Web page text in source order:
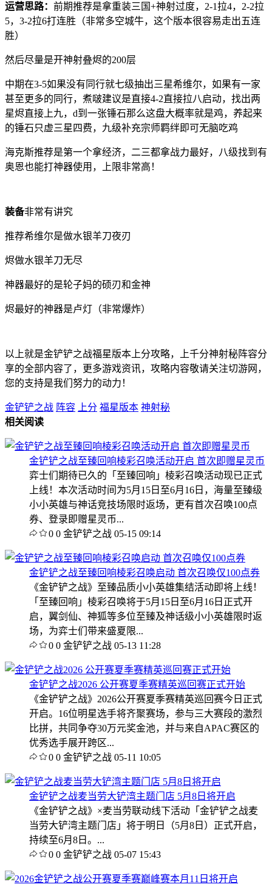
运营思路： 前期推荐是拿重装三国+神射过度，2-1拉4，2-2拉
5，3-2拉6打连胜（非常多空城牛，这个版本很容易走出五连
胜）
然后尽量是开神射叠烬的200层
中期在3-5如果没有同行就七级抽出三星希维尔，如果有一家
甚至更多的同行，煮啵建议是直接4-2直接拉八启动，找出两
星烬直接上九，d到一张锤石那么这盘大概率就是鸡，养起来
的锤石只虚三星四费，九级补充宗师羁绊即可无脑吃鸡
海克斯推荐是第一个拿经济，二三都拿战力最好，八级找到有
奥恩也能打神器使用，上限非常高！
装备非常有讲究
推荐希维尔是做水银羊刀夜刃
烬做水银羊刀无尽
神器最好的是轮子妈的硕刃和金神
烬最好的神器是卢灯（非常爆炸）
以上就是金铲铲之战福星版本上分攻略，上千分神射秘阵容分
享的全部内容了，更多游戏资讯，攻略内容敬请关注切游网，
您的支持是我们努力的动力！
金铲铲之战 阵容 上分 福星版本 神射秘
相关阅读
金铲铲之战至臻回响棱彩召唤活动开启 首次即赠星灵币
弈士们期待已久的「至臻回响」棱彩召唤活动现已正式
上线！本次活动时间为5月15日至6月16日，海量至臻级
小小英雄与神话竞技场限时返场，更有首次召唤100点
券、登录即赠星灵币...
0 0 金铲铲之战 05-15 09:14
金铲铲之战至臻回响棱彩召唤启动 首次召唤仅100点券
《金铲铲之战》至臻品质小小英雄集结活动即将上线！
「至臻回响」棱彩召唤将于5月15日至6月16日正式开
启，翼剑仙、神狐等多位至臻及神话级小小英雄限时返
场，为弈士们带来盛夏限...
0 0 金铲铲之战 05-13 11:28
金铲铲之战2026 公开赛夏季赛精英巡回赛正式开始
《金铲铲之战》2026公开赛夏季赛精英巡回赛今日正式
开启。16位明星选手将齐聚赛场，参与三大赛段的激烈
比拼，共同争夺30万元奖金池，并与来自APAC赛区的
优秀选手展开跨区...
0 0 金铲铲之战 05-11 10:05
金铲铲之战麦当劳大铲湾主题门店 5月8日将开启
《金铲铲之战》×麦当劳联动线下活动「金铲铲之战麦
当劳大铲湾主题门店」将于明日（5月8日）正式开启，
持续至6月8日。...
0 0 金铲铲之战 05-07 15:43